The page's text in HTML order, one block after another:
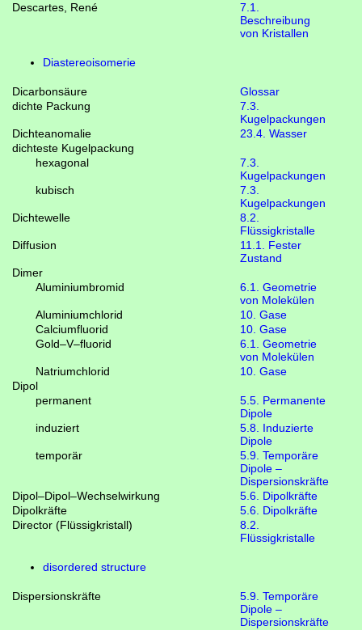
Descartes, René
7.1.
Beschreibung
von Kristallen
Diastereoisomerie
Dicarbonsäure
Glossar
dichte Packung
7.3.
Kugelpackungen
Dichteanomalie
23.4. Wasser
dichteste Kugelpackung
hexagonal
7.3.
Kugelpackungen
kubisch
7.3.
Kugelpackungen
Dichtewelle
8.2.
Flüssigkristalle
Diffusion
11.1. Fester
Zustand
Dimer
Aluminiumbromid
6.1. Geometrie
von Molekülen
Aluminiumchlorid
10. Gase
Calciumfluorid
10. Gase
Gold–V–fluorid
6.1. Geometrie
von Molekülen
Natriumchlorid
10. Gase
Dipol
permanent
5.5. Permanente
Dipole
induziert
5.8. Induzierte
Dipole
temporär
5.9. Temporäre
Dipole –
Dispersionskräfte
Dipol–Dipol–Wechselwirkung
5.6. Dipolkräfte
Dipolkräfte
5.6. Dipolkräfte
Director (Flüssigkristall)
8.2.
Flüssigkristalle
disordered structure
Dispersionskräfte
5.9. Temporäre
Dipole –
Dispersionskräfte